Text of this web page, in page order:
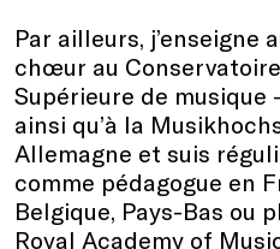
Par ailleurs, j’enseigne
chœur au
Supérieure de musique
ainsi qu’à la
Allemagne et suis
comme pédagogue en
Belgique, Pays-Bas ou
Royal Academy of